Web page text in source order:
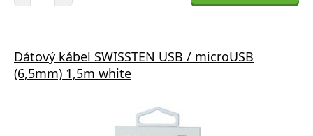
Dátový kábel SWISSTEN USB / microUSB
(6,5mm) 1,5m white